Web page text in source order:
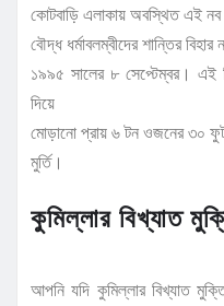
কোটবাড়ি এলাকায় অবস্থিত এই নব
বৌদ্ধ ধর্মাবলম্বীদের শান্তির বিহার
১৯৯৫ সালের ৮ সেপ্টেম্বর। এই
দিয়ে
মোড়ানো প্রায় ৬ টন ওজনের ৩০
মুর্তি।
কুমিল্লার বিখ্যাত
আপনি যদি কুমিল্লার বিখ্যাত